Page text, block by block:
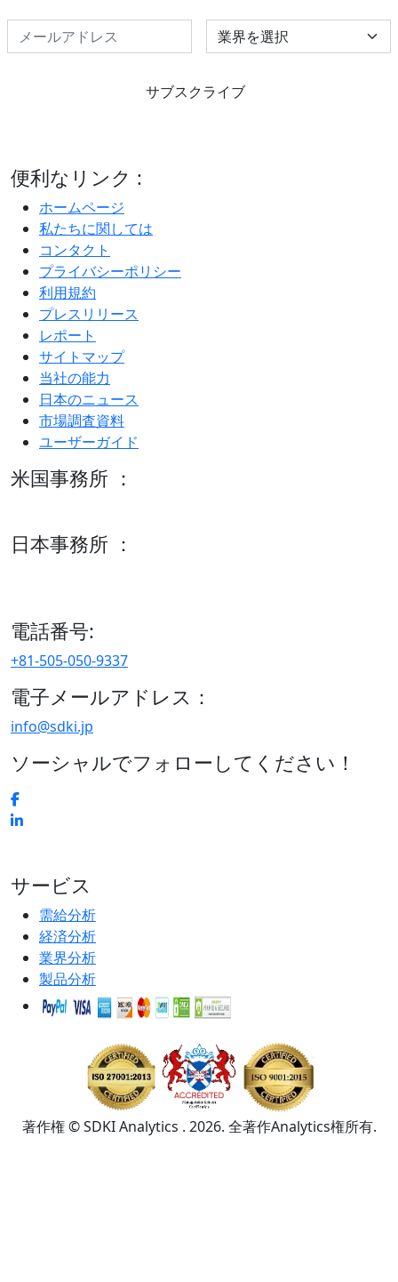
Select Industry
サブスクライブ
便利なリンク :
ホームページ
私たちに関しては
コンタクト
プライバシーポリシー
利用規約
プレスリリース
レポート
サイトマップ
当社の能力
日本のニュース
市場調査資料
ユーザーガイド
米国事務所 ：
日本事務所 ：
電話番号:
+81-505-050-9337
電子メールアドレス：
info@sdki.jp
ソーシャルでフォローしてください！
サービス
需給分析
経済分析
業界分析
製品分析
著作権 © SDKI Analytics . 2026. 全著作Analytics権所有.